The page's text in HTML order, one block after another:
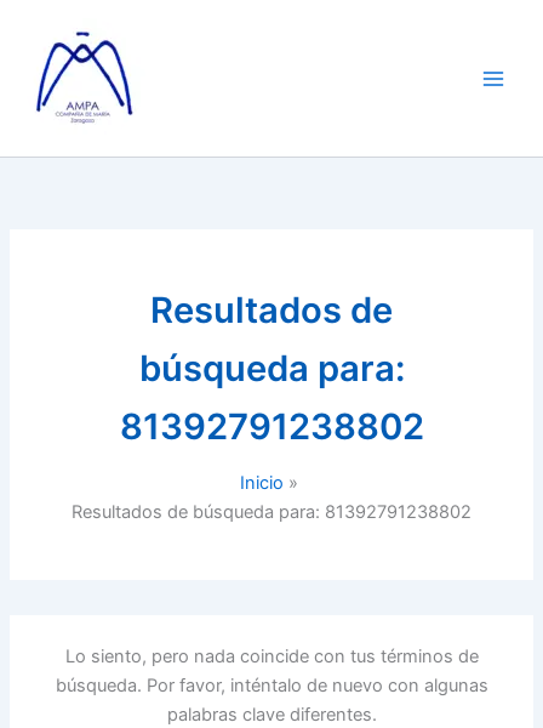
contenido
Resultados de
búsqueda para:
81392791238802
Inicio
Resultados de búsqueda para: 81392791238802
Lo siento, pero nada coincide con tus términos de
búsqueda. Por favor, inténtalo de nuevo con algunas
palabras clave diferentes.